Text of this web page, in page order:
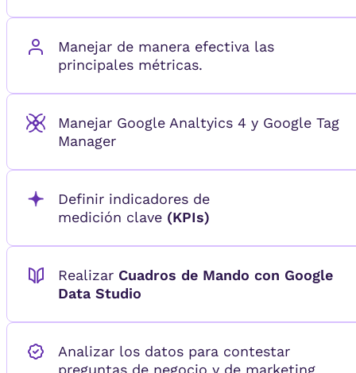
Manejar de manera efectiva las
principales métricas.
Manejar Google Analtyics 4 y Google Tag
Manager
Definir indicadores de
medición clave (KPIs)
Realizar Cuadros de Mando con Google
Data Studio
Analizar los datos para contestar
preguntas de negocio y de marketing